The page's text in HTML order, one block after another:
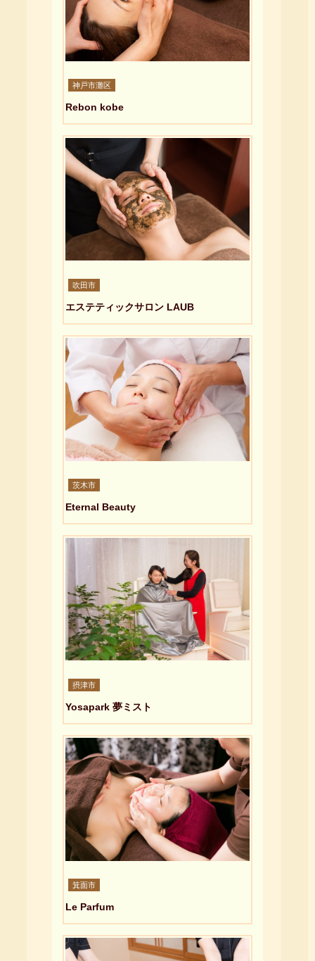
神戸市灘区
Rebon kobe
吹田市
エステティックサロン LAUB
茨木市
Eternal Beauty
摂津市
Yosapark 夢ミスト
箕面市
Le Parfum